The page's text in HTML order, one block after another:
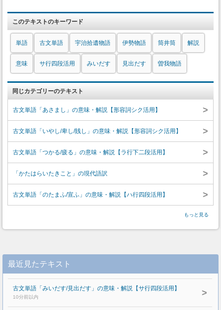
このテキストのキーワード
単語 古文単語 宇治拾遺物語 伊勢物語 筒井筒 解説
意味 サ行四段活用 みいだす 見出だす 曽我物語
同じカテゴリーのテキスト
古文単語「あさまし」の意味・解説【形容詞シク活用】 >
古文単語「いやし/卑し/賎し」の意味・解説【形容詞シク活用】 >
古文単語「つかる/疲る」の意味・解説【ラ行下二段活用】 >
「かたはらいたきこと」の現代語訳 >
古文単語「のたまふ/宣ふ」の意味・解説【ハ行四段活用】 >
もっと見る
最近見たテキスト
古文単語「みいだす/見出だす」の意味・解説【サ行四段活用】
10分前以内 >